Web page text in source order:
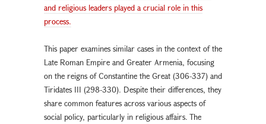
and religious leaders played a crucial role in this
process.
This paper examines similar cases in the context of the
Late Roman Empire and Greater Armenia, focusing
on the reigns of Constantine the Great (306-337) and
Tiridates III (298-330). Despite their differences, they
share common features across various aspects of
social policy, particularly in religious affairs. The